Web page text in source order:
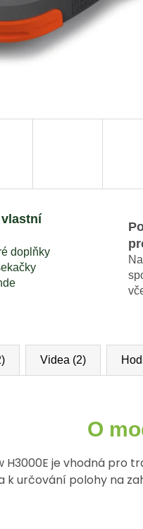
doplňky
Videa (2)
O
H3000E je vhodná pro
určování polohy na
NOŽŮ 24KS